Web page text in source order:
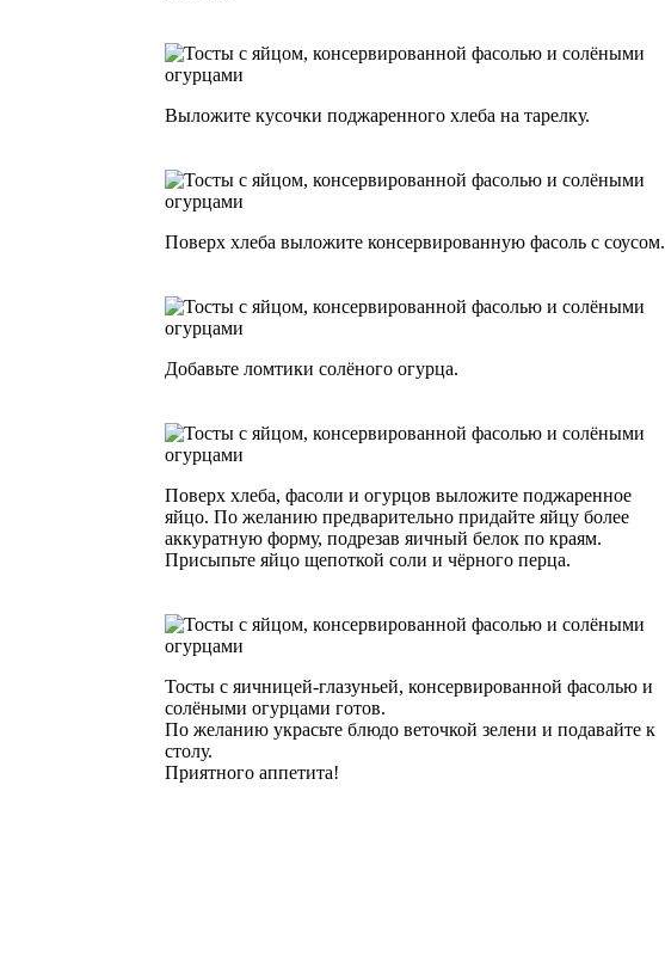
Выложите кусочки поджаренного хлеба на тарелку.
Поверх хлеба выложите консервированную фасоль с соусом.
Добавьте ломтики солёного огурца.
Поверх хлеба, фасоли и огурцов выложите поджаренное
яйцо. По желанию предварительно придайте яйцу более
аккуратную форму, подрезав яичный белок по краям.
Присыпьте яйцо щепоткой соли и чёрного перца.
Тосты с яичницей-глазуньей, консервированной фасолью и
солёными огурцами готов.
По желанию украсьте блюдо веточкой зелени и подавайте к
столу.
Приятного аппетита!